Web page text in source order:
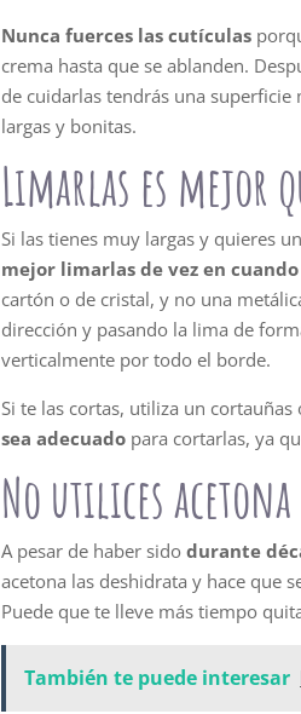
Nunca fuerces las cutículas
crema hasta que se ablanden.
de cuidarlas tendrás una
largas y bonitas.
Limarlas es mejor
Si las tienes muy largas y quieres
mejor limarlas de vez en cuando
cartón o de cristal, y no una
dirección y pasando la lima de
verticalmente por todo el borde.
Si te las cortas, utiliza un cortauñas
sea adecuado para cortarlas, ya
No utilices acetona
A pesar de haber sidodurante
acetona las deshidrata y hace que
Puede que te lleve más tiempo
También te puede interesar